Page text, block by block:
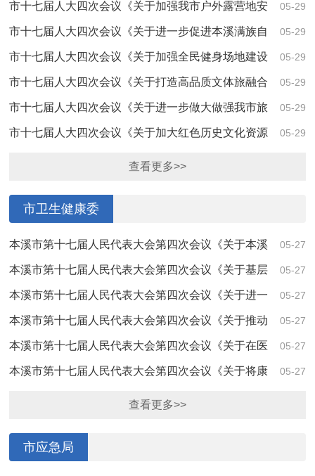
05-29
市十七届人大四次会议《关于加强我市户外露营地安
全及环境管理的建议》（第4172号）答复 05-29
市十七届人大四次会议《关于进一步促进本溪满族自
治县旅游产业发展的建议》（第4137号）答复 05-29
市十七届人大四次会议《关于加强全民健身场地建设
的建议》（第4113号）的答复 05-29
市十七届人大四次会议《关于打造高品质文体旅融合
发展的“本溪”示范地的建议》（第4091号）答复 05-29
市十七届人大四次会议《关于进一步做大做强我市旅
游业的建议》（第4086号）答复 05-29
市十七届人大四次会议《关于加大红色历史文化资源
查看更多>>
市卫生健康委
05-27
本溪市第十七届人民代表大会第四次会议《关于本溪
市康宁医院增设编制床位的建议》（4218号）答复 05-27
本溪市第十七届人民代表大会第四次会议《关于基层
医疗机构检验与三级医院结果互认的建议》（4... 05-27
本溪市第十七届人民代表大会第四次会议《关于进一
步完善我市医保管理体系建设的建议》（4138... 05-27
本溪市第十七届人民代表大会第四次会议《关于推动
我市紧密型医联体建设的建议》（4115号）答复 05-27
本溪市第十七届人民代表大会第四次会议《关于在医
院、银行、社区等公共服务部门设置“老人窗... 05-27
本溪市第十七届人民代表大会第四次会议《关于将康
查看更多>>
市应急局